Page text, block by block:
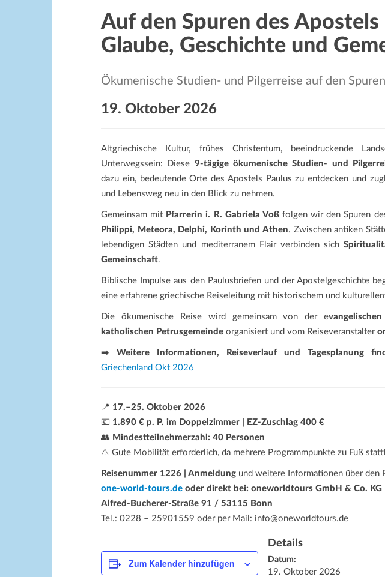
Auf den Spuren des
Glaube, Geschichte und
Ökumenische Studien- und Pilgerreise auf den
19. Oktober 2026
Altgriechische Kultur, frühes Christentum, beeindruckende
Unterwegssein: Diese 9-tägige ökumenische Studien- und
dazu ein, bedeutende Orte des Apostels Paulus zu entdecken und
und Lebensweg neu in den Blick zu nehmen.
Gemeinsam mit Pfarrerin i. R. Gabriela Voßfolgen wir den Spuren
Philippi, Meteora, Delphi, Korinth und Athen. Zwischen antiken
lebendigen Städten und mediterranem Flair verbinden sich
Gemeinschaft.
Biblische Impulse aus den Paulusbriefen und der Apostelgeschichte
eine erfahrene griechische Reiseleitung mit historischem und
Die ökumenische Reise wird gemeinsam von der e
katholischen Petrusgemeinde organisiert und vom Reiseveranstalter
➡️ Weitere Informationen, Reiseverlauf und Tagesplanung
Griechenland Okt 2026
📍 17.–25. Oktober 2026
💶 1.890 € p. P. im Doppelzimmer | EZ-Zuschlag 400 €
👥 Mindestteilnehmerzahl: 40 Personen
⚠️ Gute Mobilität erforderlich, da mehrere Programmpunkte zu Fuß
Reisenummer 1226 | Anmeldung und weitere Informationen über den
one-world-tours.de oder direkt bei: oneworldtours GmbH & Co. KG
Alfred-Bucherer-Straße 91 / 53115 Bonn
Tel.: 0228 – 25901559 oder per Mail: info@oneworldtours.de
Zum Kalender hinzufügen
Details
Datum:
19. Oktober 2026